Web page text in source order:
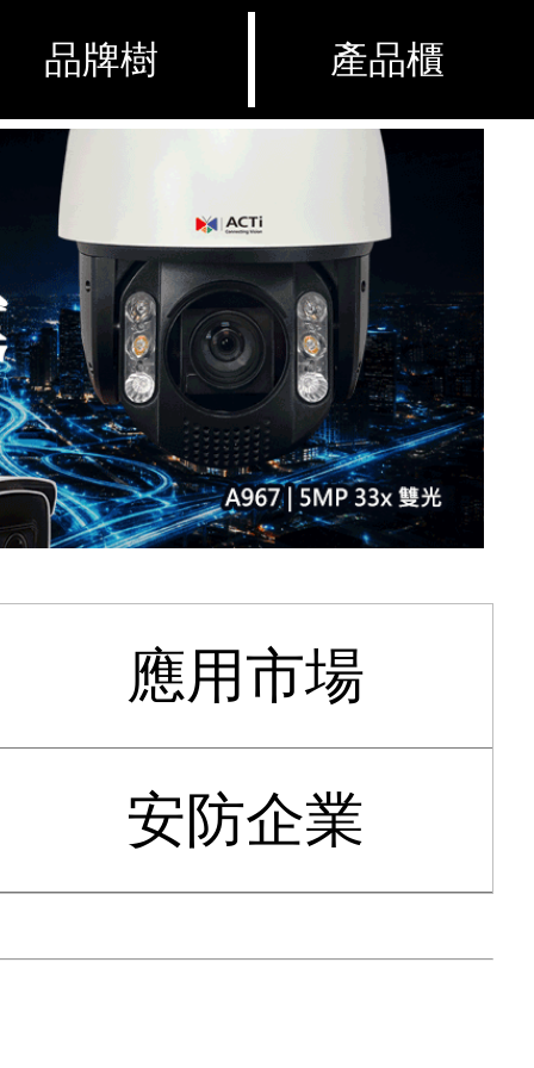
品牌樹 產品櫃
應用市場
安防企業